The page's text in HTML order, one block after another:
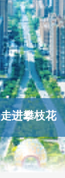
走进攀枝花